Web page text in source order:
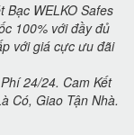
Bạc WELKO Safes
100% với đầy đủ
với giá cực ưu đãi
24/24. Cam Kết
Có, Giao Tận Nhà.